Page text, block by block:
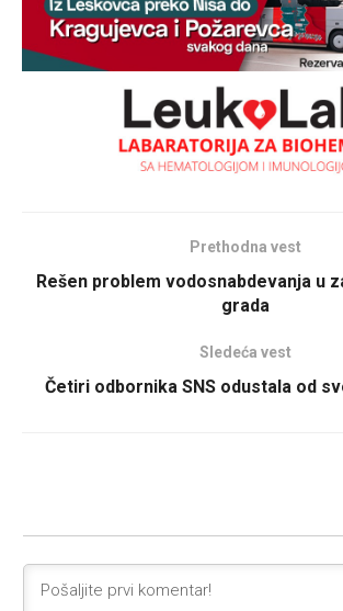
Prethodna vest
Rešen problem vodosnabdevanja u
grada
Sledeća vest
Četiri odbornika SNS odustala od